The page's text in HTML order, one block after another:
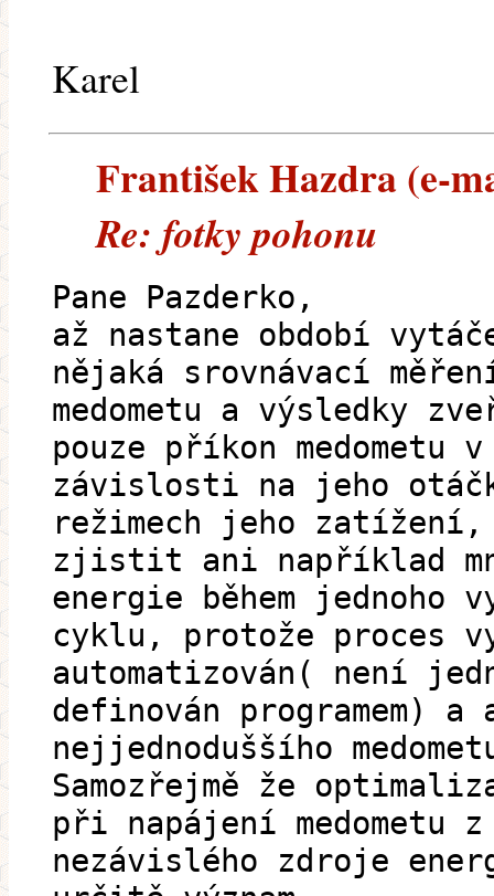
Karel
František Hazdra (e-
Re: fotky pohonu
Pane Pazderko,
až nastane období
nějaká srovnávací
medometu a výsledky
pouze příkon medometu v
závislosti na jeho
režimech jeho zatížení,
zjistit ani například
energie během jednoho
cyklu, protože proces
automatizován( není
definován programem)
nejjednoduššího
Samozřejmě že
při napájení medometu z
nezávislého zdroje